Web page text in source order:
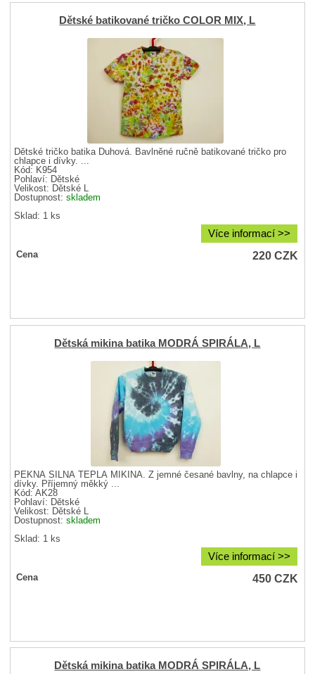
Dětské batikované tričko COLOR MIX, L
Dětské tričko batika Duhová. Bavlněné ručně batikované tričko pro
chlapce i dívky. ...
Kód: K954
Pohlaví: Dětské
Velikost: Dětské L
Dostupnost:skladem
Sklad: 1 ks
Více informací >>
Cena 220CZK
Dětská mikina batika MODRÁ SPIRÁLA, L
PĚKNÁ SILNÁ TEPLÁ MIKINA. Z jemné česané bavlny, na chlapce i
dívky. Příjemný měkký ...
Kód: AK28
Pohlaví: Dětské
Velikost: Dětské L
Dostupnost:skladem
Sklad: 1 ks
Více informací >>
Cena 450CZK
Dětská mikina batika MODRÁ SPIRÁLA, L